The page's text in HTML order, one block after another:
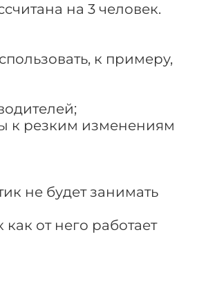
на 3 человек.
к примеру,
к резким изменениям
не будет занимать
от него работает